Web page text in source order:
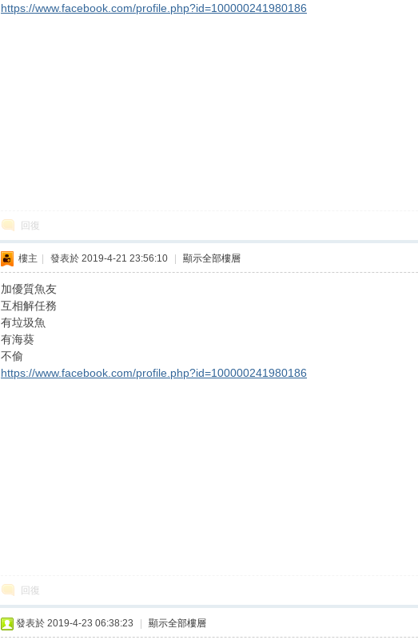
https://www.facebook.com/profile.php?id=100000241980186
回復
樓主 發表於 2019-4-21 23:56:10 顯示全部樓層
加優質魚友
互相解任務
有垃圾魚
有海葵
不偷
https://www.facebook.com/profile.php?id=100000241980186
回復
發表於 2019-4-23 06:38:23 顯示全部樓層